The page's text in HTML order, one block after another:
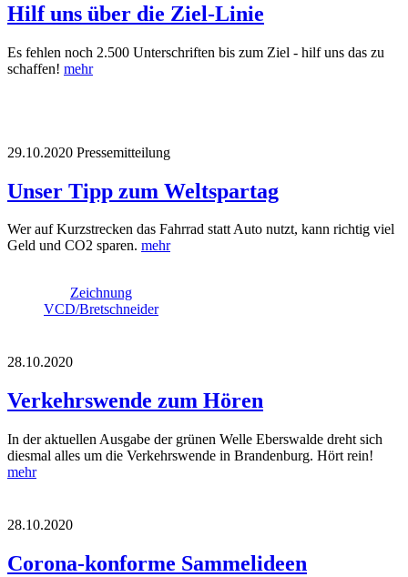
Hilf uns über die Ziel-Linie
Es fehlen noch 2.500 Unterschriften bis zum Ziel - hilf uns das zu
schaffen! mehr
29.10.2020 Pressemitteilung
Unser Tipp zum Weltspartag
Wer auf Kurzstrecken das Fahrrad statt Auto nutzt, kann richtig viel
Geld und CO2 sparen. mehr
Zeichnung
VCD/Bretschneider
28.10.2020
Verkehrswende zum Hören
In der aktuellen Ausgabe der grünen Welle Eberswalde dreht sich
diesmal alles um die Verkehrswende in Brandenburg. Hört rein!
mehr
28.10.2020
Corona-konforme Sammelideen